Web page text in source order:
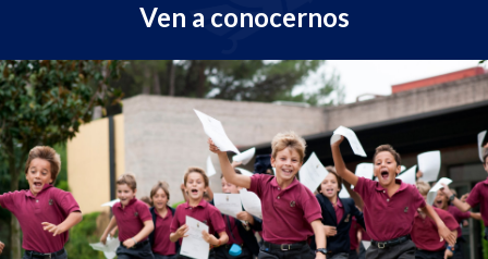
Ven a conocernos